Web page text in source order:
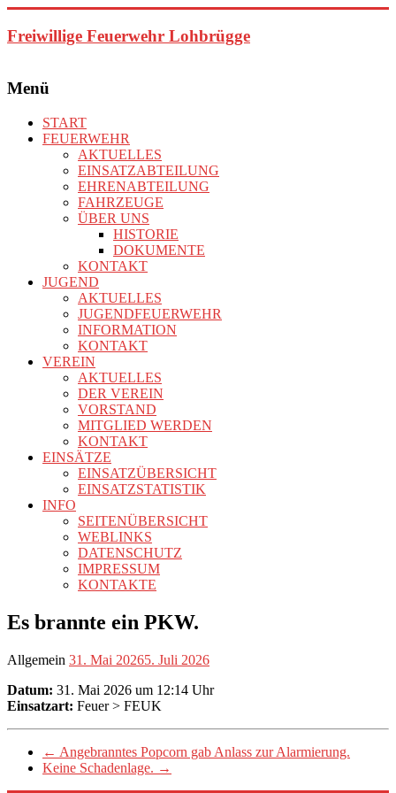
Inhalt
springen
Freiwillige Feuerwehr Lohbrügge
Menü
START
FEUERWEHR
AKTUELLES
EINSATZABTEILUNG
EHRENABTEILUNG
FAHRZEUGE
ÜBER UNS
HISTORIE
DOKUMENTE
KONTAKT
JUGEND
AKTUELLES
JUGENDFEUERWEHR
INFORMATION
KONTAKT
VEREIN
AKTUELLES
DER VEREIN
VORSTAND
MITGLIED WERDEN
KONTAKT
EINSÄTZE
EINSATZÜBERSICHT
EINSATZSTATISTIK
INFO
SEITENÜBERSICHT
WEBLINKS
DATENSCHUTZ
IMPRESSUM
KONTAKTE
Es brannte ein PKW.
Allgemein 31. Mai 20265. Juli 2026
Datum: 31. Mai 2026 um 12:14 Uhr
Einsatzart: Feuer > FEUK
← Angebranntes Popcorn gab Anlass zur Alarmierung.
Keine Schadenlage. →